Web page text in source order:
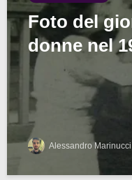
Foto del
donne nel
Alessandro Marinucci